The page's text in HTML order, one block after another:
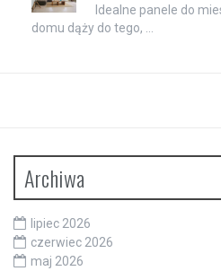
Idealne panele do
domu dąży do tego, …
Archiwa
lipiec 2026
czerwiec 2026
maj 2026